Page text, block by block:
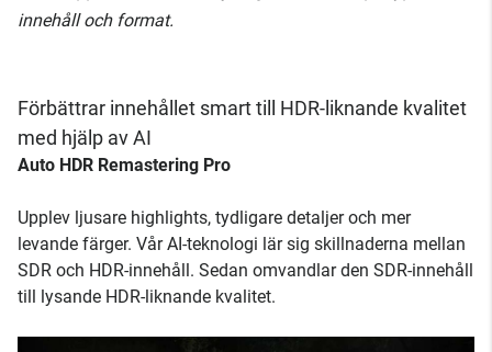
innehåll och format.
Förbättrar innehållet smart till HDR-liknande kvalitet
med hjälp av AI
Auto HDR Remastering Pro
Upplev ljusare highlights, tydligare detaljer och mer
levande färger. Vår AI-teknologi lär sig skillnaderna mellan
SDR och HDR-innehåll. Sedan omvandlar den SDR-innehåll
till lysande HDR-liknande kvalitet.